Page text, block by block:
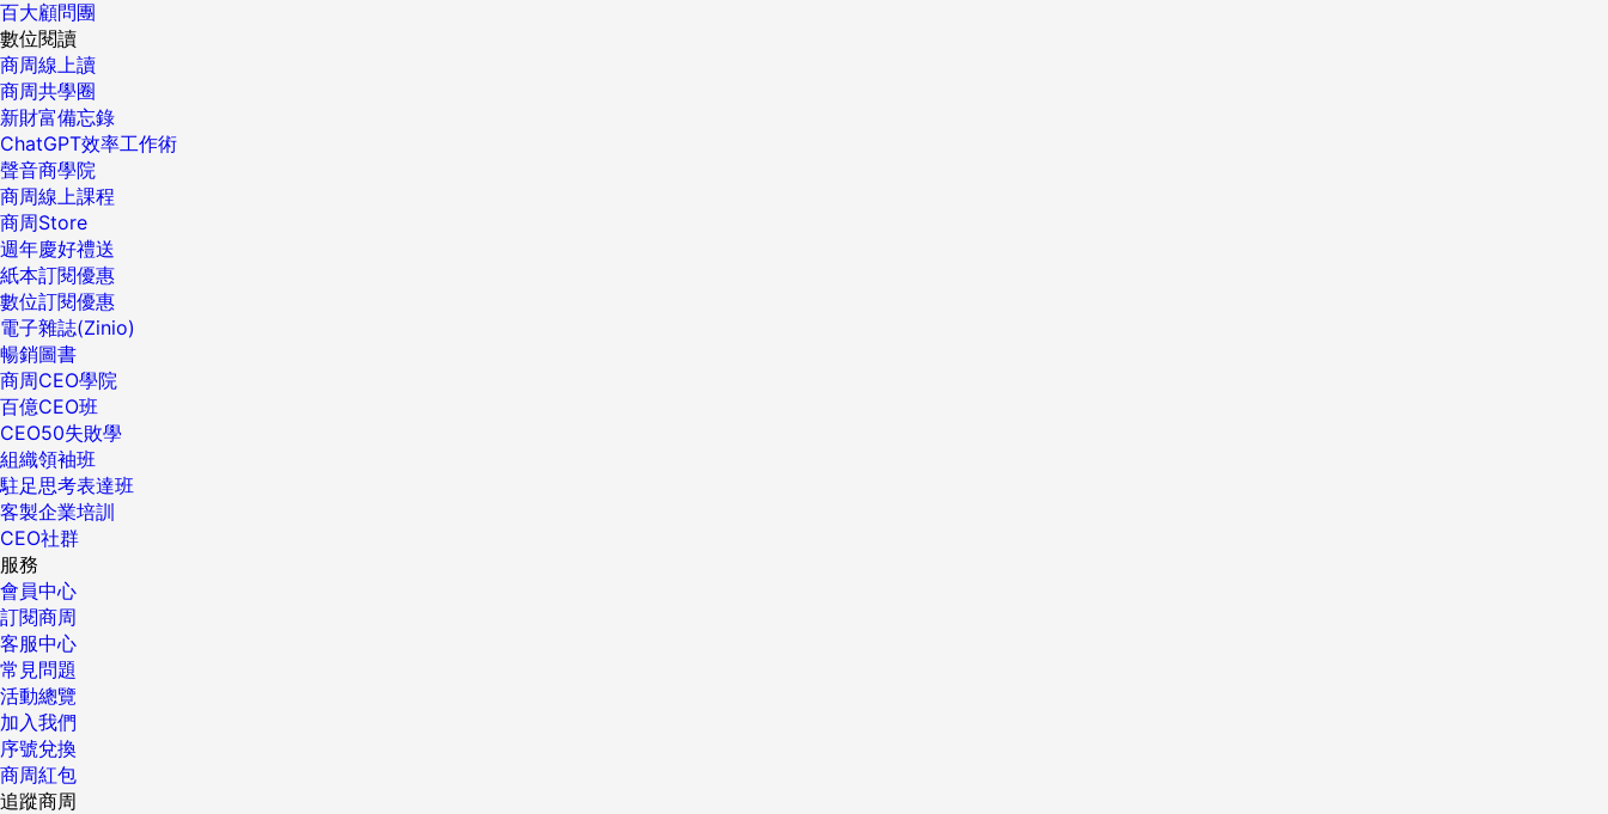
百大顧問團
數位閱讀
商周線上讀
商周共學圈
新財富備忘錄
ChatGPT效率工作術
聲音商學院
商周線上課程
商周Store
週年慶好禮送
紙本訂閱優惠
數位訂閱優惠
電子雜誌(Zinio)
暢銷圖書
商周CEO學院
百億CEO班
CEO50失敗學
組織領袖班
駐足思考表達班
客製企業培訓
CEO社群
服務
會員中心
訂閱商周
客服中心
常見問題
活動總覽
加入我們
序號兌換
商周紅包
追蹤商周